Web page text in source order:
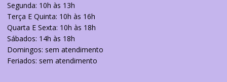
Segunda: 10h às 13h
Terça E Quinta: 10h às 16h
Quarta E Sexta: 10h às 18h
Sábados: 14h às 18h
Domingos: sem atendimento
Feriados: sem atendimento